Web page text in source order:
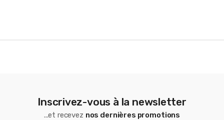
Inscrivez-vous à la newsletter
...et recevez nos dernières promotions